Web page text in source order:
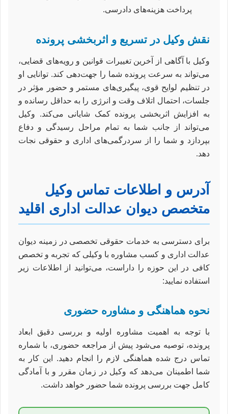
پرداخت هزینه‌های دادرسی.
نقش وکیل در تسریع و اثربخشی پرونده
وکیل با آگاهی از آخرین تغییرات قوانین و رویه‌های قضایی،
می‌تواند به سرعت پرونده شما را جهت‌دهی کند. توانایی او
در تنظیم لوایح قوی، پیگیری‌های مستمر و حضور مؤثر در
جلسات، احتمال اتلاف وقت و انرژی را به حداقل رسانده و
به افزایش اثربخشی پرونده کمک شایانی می‌کند. وکیل
می‌تواند از جانب شما به تمام مراحل رسیدگی و دفاع
بپردازد و شما را از سردرگمی‌های اداری و حقوقی نجات
دهد.
آدرس و اطلاعات تماس وکیل
متخصص دیوان عدالت اداری اقلید
برای دسترسی به خدمات حقوقی تخصصی در زمینه دیوان
عدالت اداری و کسب مشاوره با وکیلی که تجربه و تخصص
کافی در این حوزه را داراست، می‌توانید از اطلاعات زیر
استفاده نمایید:
نحوه هماهنگی و مشاوره حضوری
با توجه به اهمیت مشاوره اولیه و بررسی دقیق ابعاد
پرونده، توصیه می‌شود پیش از مراجعه حضوری، با شماره
تماس درج شده هماهنگی لازم را انجام دهید. این کار به
شما اطمینان می‌دهد که وکیل در زمان مقرر و با آمادگی
کامل جهت بررسی پرونده شما حضور خواهد داشت.